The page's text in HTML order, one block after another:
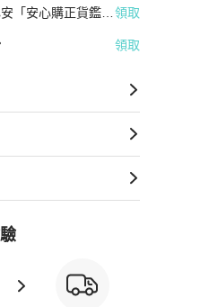
「安心購正貨鑑
領取
領取